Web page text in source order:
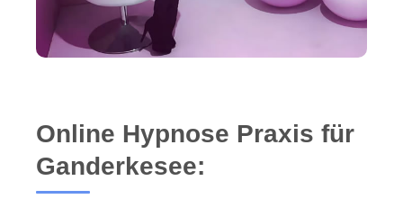
Online Hypnose Praxis für
Ganderkesee: